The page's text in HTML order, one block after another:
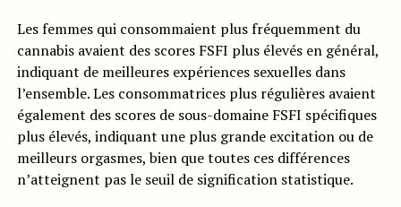
Les femmes qui consommaient plus fréquemment du
cannabis avaient des scores FSFI plus élevés en général,
indiquant de meilleures expériences sexuelles dans
l’ensemble. Les consommatrices plus régulières avaient
également des scores de sous-domaine FSFI spécifiques
plus élevés, indiquant une plus grande excitation ou de
meilleurs orgasmes, bien que toutes ces différences
n’atteignent pas le seuil de signification statistique.